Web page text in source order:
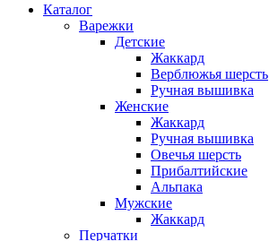
Каталог
Варежки
Детские
Жаккард
Верблюжья шерсть
Ручная вышивка
Женские
Жаккард
Ручная вышивка
Овечья шерсть
Прибалтийские
Альпака
Мужские
Жаккард
Перчатки